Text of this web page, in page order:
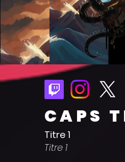
CAPS
Titre 1
Titre 1